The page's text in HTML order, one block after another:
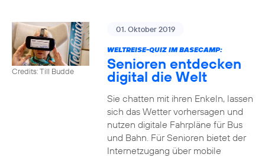
Credits: Till Budde
01. Oktober 2019
WELTREISE-QUIZ IM BASECAMP:
Senioren entdecken
digital die Welt
Sie chatten mit ihren Enkeln, lassen
sich das Wetter vorhersagen und
nutzen digitale Fahrpläne für Bus
und Bahn. Für Senioren bietet der
Internetzugang über mobile